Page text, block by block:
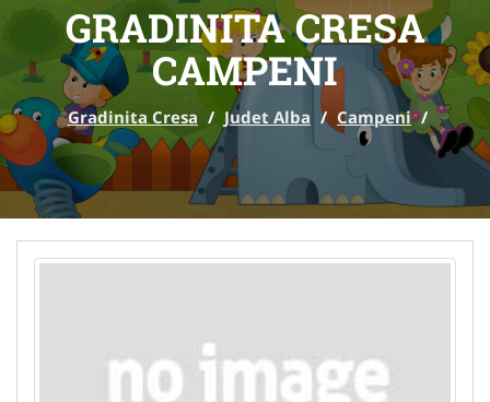
GRADINITA CRESA
CAMPENI
Gradinita Cresa / Judet Alba / Campeni /